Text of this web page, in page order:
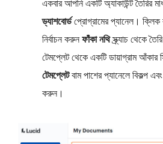
একবার আপনি একটি অ্যাকাউন্ট তৈরির
ড্যাশবোর্ডপ্রোগ্রামের প্যানেল।
নির্বাচন করুনফাঁকা নথিস্ক্র্যাচ থেকে
টেমপ্লেট থেকে একটি ডায়াগ্রাম আঁকার
টেমপ্লেটবাম পাশের প্যানেলে বিকল্প
করুন।